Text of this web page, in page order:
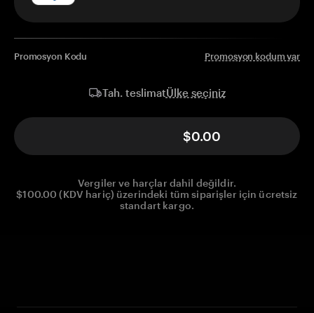
Promosyon Kodu Promosyon kodum var
Tah. teslimatÜlke seçiniz
$0.00
Vergiler ve harçlar dahil değildir.
$100.00 (KDV hariç) üzerindeki tüm siparişler için ücretsiz
standart kargo.